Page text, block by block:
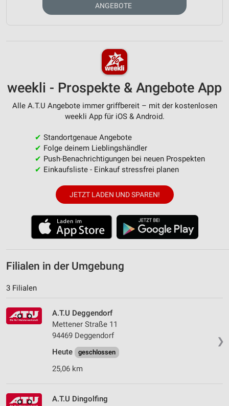
ANGEBOTE
weekli - Prospekte & Angebote App
Alle A.T.U Angebote immer griffbereit – mit der kostenlosen
weekli App für iOS & Android.
✔ Standortgenaue Angebote
✔ Folge deinem Lieblingshändler
✔ Push-Benachrichtigungen bei neuen Prospekten
✔ Einkaufsliste - Einkauf stressfrei planen
JETZT LADEN UND SPAREN!
Filialen in der Umgebung
3 Filialen
❯
A.T.U Deggendorf
Mettener Straße 11
94469 Deggendorf
Heute
geschlossen
25,06 km
A.T.U Dingolfing